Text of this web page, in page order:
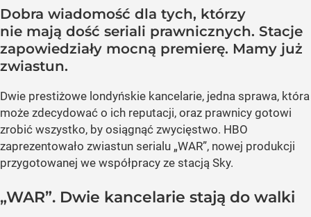
Dobra wiadomość dla tych, którzy
nie mają dość seriali prawnicznych. Stacje
zapowiedziały mocną premierę. Mamy już
zwiastun.
Dwie prestiżowe londyńskie kancelarie, jedna sprawa, która
może zdecydować o ich reputacji, oraz prawnicy gotowi
zrobić wszystko, by osiągnąć zwycięstwo. HBO
zaprezentowało zwiastun serialu „WAR”, nowej produkcji
przygotowanej we współpracy ze stacją Sky.
„WAR”. Dwie kancelarie stają do walki